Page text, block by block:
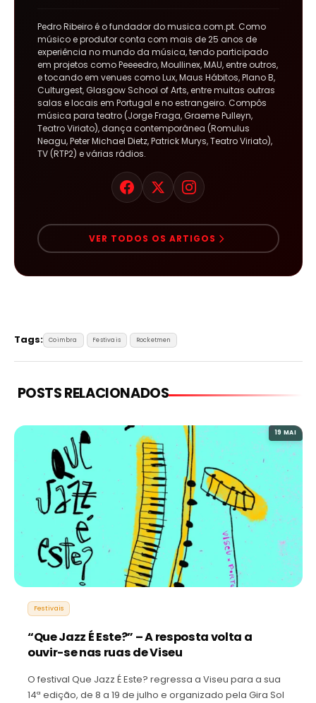
Pedro Ribeiro é o fundador do musica.com.pt. Como
músico e produtor conta com mais de 25 anos de
experiência no mundo da música, tendo participado
em projetos como Peeeedro, Moullinex, MAU, entre outros,
e tocando em venues como Lux, Maus Hábitos, Plano B,
Culturgest, Glasgow School of Arts, entre muitas outras
salas e locais em Portugal e no estrangeiro. Compôs
música para teatro (Jorge Fraga, Graeme Pulleyn,
Teatro Viriato), dança contemporânea (Romulus
Neagu, Peter Michael Dietz, Patrick Murys, Teatro Viriato),
TV (RTP2) e várias rádios.
VER TODOS OS ARTIGOS
Tags: Coimbra Festivais Rocketmen
POSTS RELACIONADOS
19 MAI
Festivais
“Que Jazz É Este?” – A resposta volta a
ouvir-se nas ruas de Viseu
O festival Que Jazz É Este? regressa a Viseu para a sua
14ª edição, de 8 a 19 de julho e organizado pela Gira Sol